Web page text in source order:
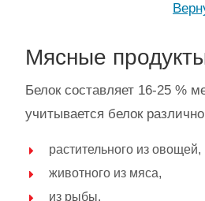
Мясные
Белок составляет 16-25 %
учитывается белок
растительного из овощей,
животного из мяса,
из рыбы,